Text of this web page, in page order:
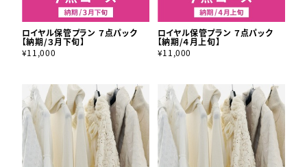
ロイヤル保管プラン ７点パック
【納期/３月下旬】
¥11,000
ロイヤル保管プラン ７点パック
【納期/４月上旬】
¥11,000